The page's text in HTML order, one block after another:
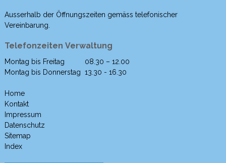
Ausserhalb der Öffnungszeiten gemäss telefonischer
Vereinbarung.
Telefonzeiten Verwaltung
Wochentag Morgen Nachmittag
Montag bis Freitag
08.30 – 12.00
Montag bis Donnerstag 13.30 - 16.30
Home
Kontakt
Impressum
Datenschutz
Sitemap
Index